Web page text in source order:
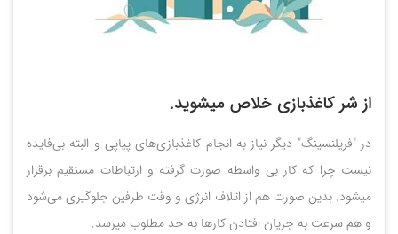
از شر کاغذبازی خلاص میشوید.
در "فریلنسینگ" دیگر نیاز به انجام کاغذبازی‌های پیاپی و البته بی‌فایده
نیست چرا که کار بی واسطه صورت گرفته و ارتباطات مستقیم برقرار
میشود. بدین صورت هم از اتلاف انرژی و وقت طرفین جلوگیری می‌شود
و هم سرعت به جریان افتادن کارها به حد مطلوب میرسد.